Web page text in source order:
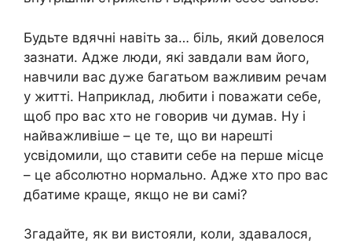
Будьте вдячні навіть за… біль, який довелося
зазнати. Адже люди, які завдали вам його,
навчили вас дуже багатьом важливим речам
у житті. Наприклад, любити і поважати себе,
щоб про вас хто не говорив чи думав. Ну і
найважливіше – це те, що ви нарешті
усвідомили, що ставити себе на перше місце
– це абсолютно нормально. Адже хто про вас
дбатиме краще, якщо не ви самі?
Згадайте, як ви вистояли, коли, здавалося,